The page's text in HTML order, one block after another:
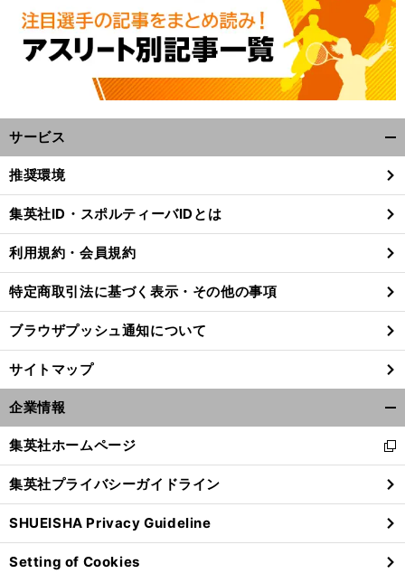
サービス
閉
る
推奨環境
集英社ID・スポルティーバIDとは
利用規約・会員規約
特定商取引法に基づく表示・その他の事項
ブラウザプッシュ通知について
サイトマップ
企業情報
閉
る
集英社ホームページ
新
し
い
ウ
ィ
ン
ド
集英社プライバシーガイドライン
SHUEISHA Privacy Guideline
Setting of Cookies